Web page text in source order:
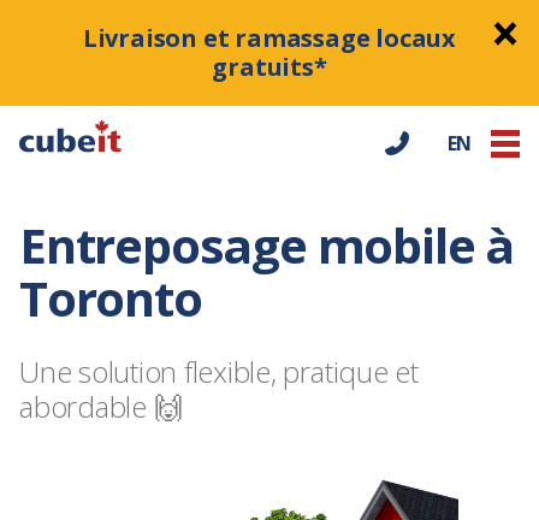
Livraison et ramassage locaux
gratuits*
EN
Entreposage mobile à
Toronto
Une solution flexible, pratique et
abordable 🙌